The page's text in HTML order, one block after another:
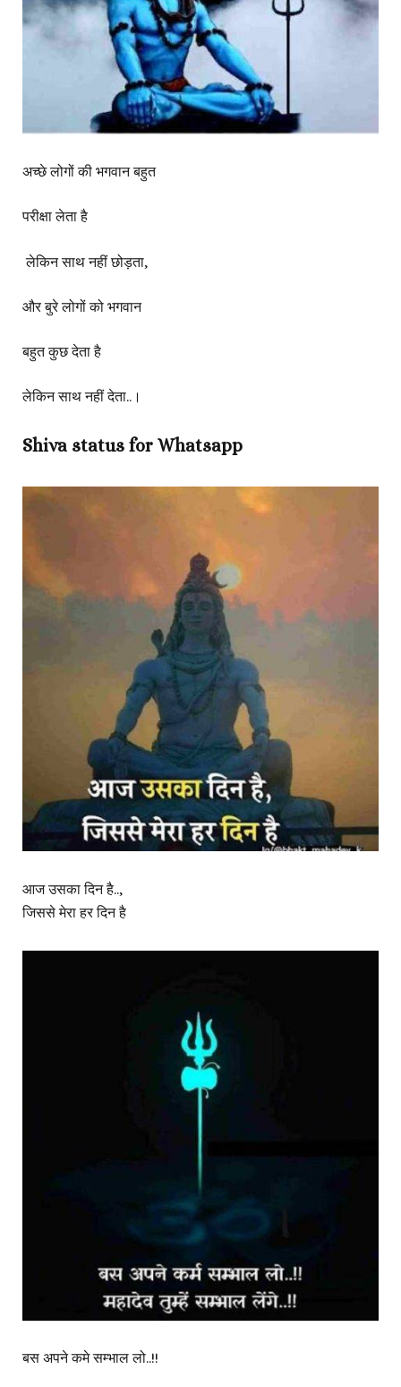
अच्छे लोगों की भगवान बहुत
परीक्षा लेता है
लेकिन साथ नहीं छोड़ता,
और बुरे लोगों को भगवान
बहुत कुछ देता है
लेकिन साथ नहीं देता..।
Shiva status for Whatsapp
आज उसका दिन है..,
जिससे मेरा हर दिन है
बस अपने कमे सम्भाल लो..!!